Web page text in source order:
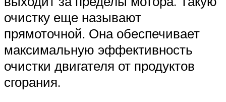
очистку еще называют
прямоточной. Она обеспечивает
максимальную эффективность
очистки двигателя от продуктов
сгорания.